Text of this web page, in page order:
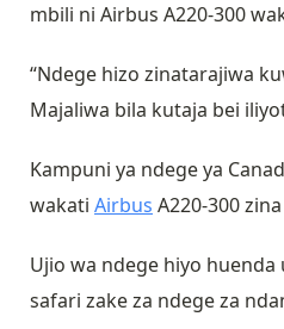
mbili ni Airbus A220-300
“Ndege hizo zinatarajiwa
Majaliwa bila kutaja bei
Kampuni ya ndege ya
wakati Airbus A220-300
Ujio wa ndege hiyo huenda
safari zake za ndege za